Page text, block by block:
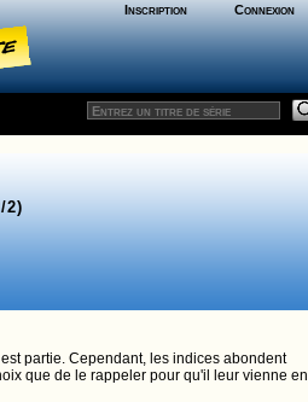
Inscription Connexion
2)
partie. Cependant, les indices abondent
que de le rappeler pour qu'il leur vienne en